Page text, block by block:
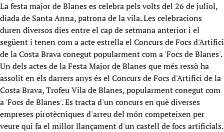
La festa major de Blanes es celebra pels volts del 26 de juliol,
diada de Santa Anna, patrona de la vila. Les celebracions
duren diversos dies entre el cap de setmana anterior i el
següent i tenen com a acte estrella el Concurs de Focs d'Artifici
de la Costa Brava conegut popularment com a 'Focs de Blanes'.
Un dels actes de la Festa Major de Blanes que més ressò ha
assolit en els darrers anys és el Concurs de Focs d'Artifici de la
Costa Brava, Trofeu Vila de Blanes, popularment conegut com
a 'Focs de Blanes'. Es tracta d'un concurs en què diverses
empreses pirotècniques d'arreu del món competeixen per
veure qui fa el millor llançament d'un castell de focs artificials.